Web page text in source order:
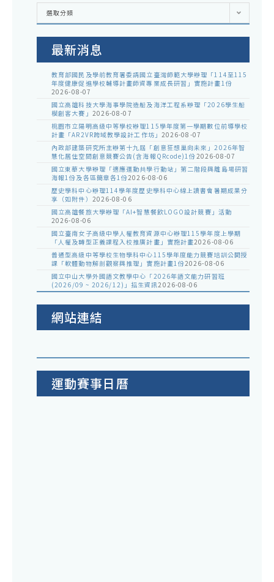
各
室
告
選取分類
最新消息
教育部國民及學前教育署委請國立臺灣師範大學辦理「114至115
年度健康促進學校輔導計畫師資專業成長研習」實施計畫1份
2026-08-07
國立高雄科技大學海事學院造船及海洋工程系辦理「2026學生船
模創客大賽」 2026-08-07
桃園市立陽明高級中等學校辦理115學年度第一學期數位前導學校
計畫「AR2VR跨域教學設計工作坊」 2026-08-07
內政部建築研究所主辦第十九屆「創意狂想巢向未來」2026年智
慧化居住空間創意競賽公告(含海報QRcode)1份2026-08-07
國立東華大學辦理「適應運動共學行動站」第二階段與離島場研習
海報1份及各區簡章各1份2026-08-06
歷史學科中心辦理114學年度歷史學科中心線上讀書會暑期成果分
享（如附件） 2026-08-06
國立高雄餐旅大學辦理「AI+智慧餐飲LOGO設計競賽」活動
2026-08-06
國立臺南女子高級中學人權教育資源中心辦理115學年度上學期
「人權及轉型正義課程入校推廣計畫」實施計畫2026-08-06
普通型高級中等學校生物學科中心115學年度能力競賽培訓公開授
課「軟體動物解剖觀察與推理」實施計畫1份2026-08-06
國立中山大學外國語文教學中心「2026年語文能力研習班
(2026/09 ~ 2026/12)」招生資訊2026-08-06
網站連結
運動賽事日曆